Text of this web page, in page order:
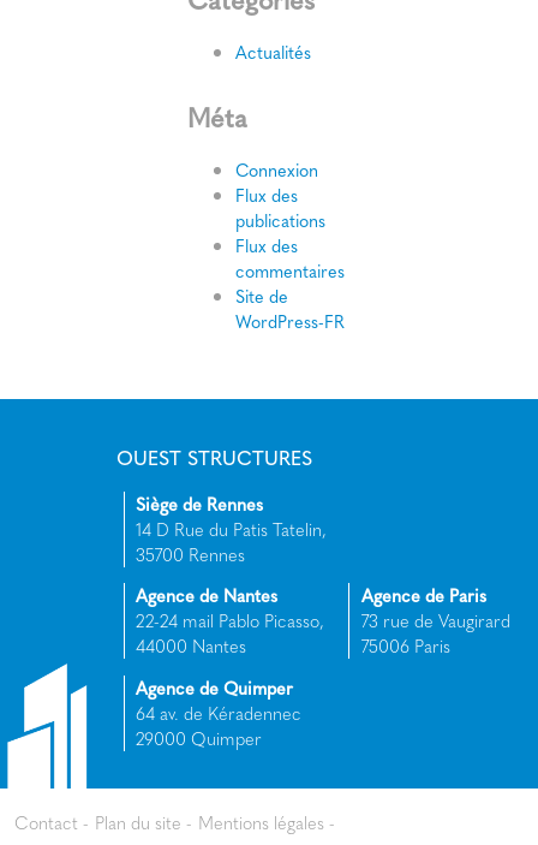
Actualités
Méta
Connexion
Flux des
publications
Flux des
commentaires
Site de
WordPress-FR
OUEST STRUCTURES
Siège de Rennes
14 D Rue du Patis Tatelin,
35700 Rennes
Agence de Nantes
22-24 mail Pablo Picasso,
44000 Nantes
Agence de Paris
73 rue de Vaugirard
75006 Paris
Agence de Quimper
64 av. de Kéradennec
29000 Quimper
Contact Plan du site Mentions légales